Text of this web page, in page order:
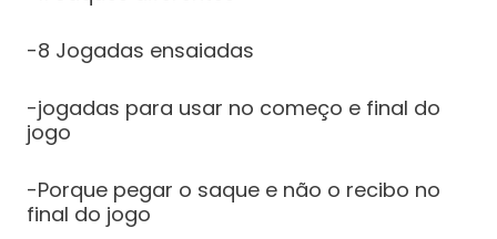
-8 Jogadas ensaiadas
-jogadas para usar no começo e final do
jogo
-Porque pegar o saque e não o recibo no
final do jogo